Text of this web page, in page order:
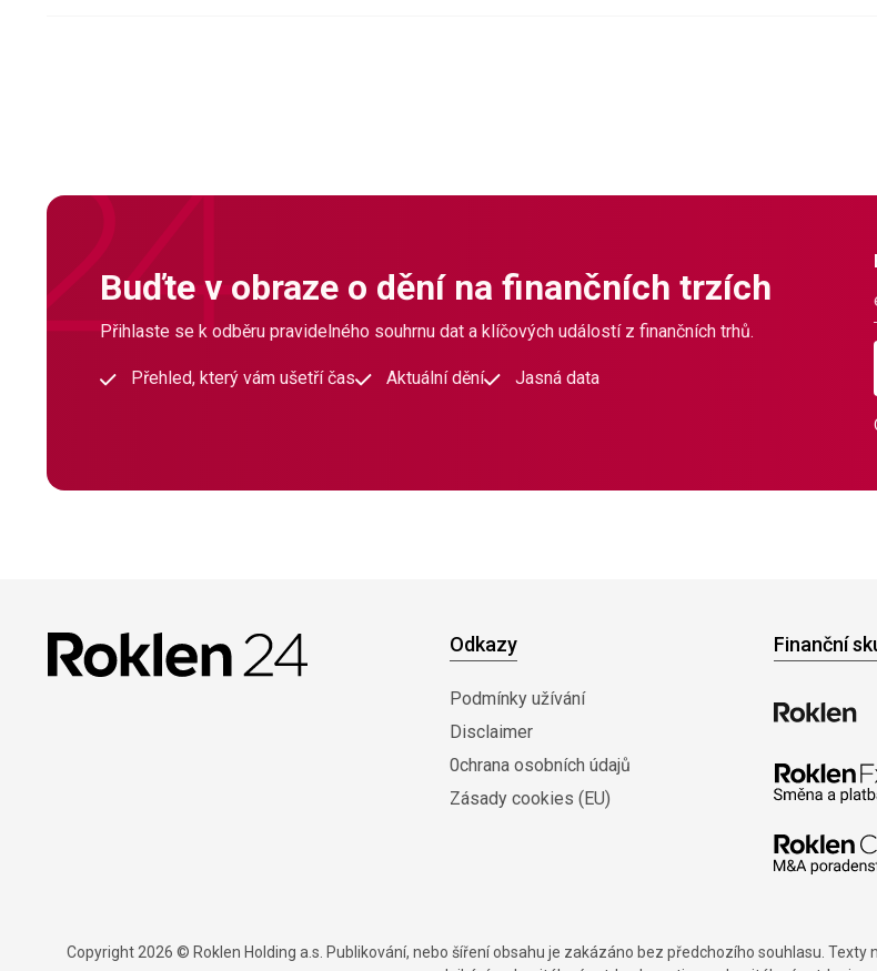
Buďte v obraze o dění na finančních trzích
Přihlaste se k odběru pravidelného souhrnu dat a klíčových událostí z finančních trhů.
Přehled, který vám ušetří čas Aktuální dění Jasná data
Odkazy
Podmínky užívání
Disclaimer
0chrana osobních údajů
Zásady cookies (EU)
Finanční
Copyright 2026 © Roklen Holding a.s. Publikování, nebo šíření obsahu je zakázáno bez předchozího souhlasu.